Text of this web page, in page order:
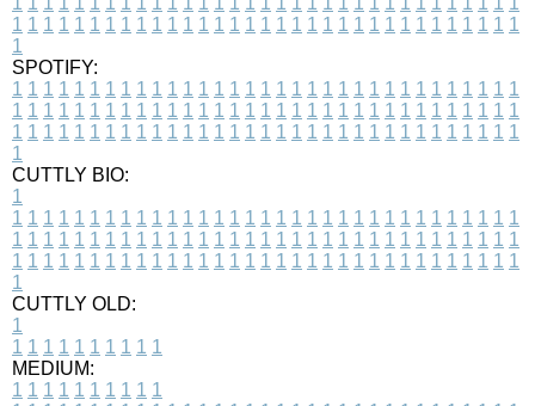
1 1 1 1 1 1 1 1 1 1 1 1 1 1 1 1 1 1 1 1 1 1 1 1 1 1 1 1 1 1 1 1 1
1
SPOTIFY:
1 1 1 1 1 1 1 1 1 1 1 1 1 1 1 1 1 1 1 1 1 1 1 1 1 1 1 1 1 1 1 1 1
1 1 1 1 1 1 1 1 1 1 1 1 1 1 1 1 1 1 1 1 1 1 1 1 1 1 1 1 1 1 1 1 1
1 1 1 1 1 1 1 1 1 1 1 1 1 1 1 1 1 1 1 1 1 1 1 1 1 1 1 1 1 1 1 1 1
1
CUTTLY BIO:
1
1 1 1 1 1 1 1 1 1 1 1 1 1 1 1 1 1 1 1 1 1 1 1 1 1 1 1 1 1 1 1 1 1
1 1 1 1 1 1 1 1 1 1 1 1 1 1 1 1 1 1 1 1 1 1 1 1 1 1 1 1 1 1 1 1 1
1 1 1 1 1 1 1 1 1 1 1 1 1 1 1 1 1 1 1 1 1 1 1 1 1 1 1 1 1 1 1 1 1
1
CUTTLY OLD:
1
1 1 1 1 1 1 1 1 1 1
MEDIUM:
1 1 1 1 1 1 1 1 1 1